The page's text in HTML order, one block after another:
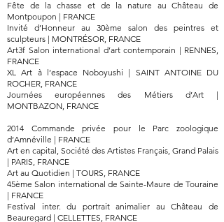
Fête de la chasse et de la nature au Château de
Montpoupon | FRANCE
Invité d’Honneur au 30ème salon des peintres et
sculpteurs | MONTRÉSOR, FRANCE
Art3f Salon international d’art contemporain | RENNES,
FRANCE
XL Art à l’espace Noboyushi | SAINT ANTOINE DU
ROCHER, FRANCE
Journées européennes des Métiers d’Art |
MONTBAZON, FRANCE
2014 Commande privée pour le Parc zoologique
d’Amnéville | FRANCE
Art en capital, Société des Artistes Français, Grand Palais
| PARIS, FRANCE
Art au Quotidien | TOURS, FRANCE
45ème Salon international de Sainte-Maure de Touraine
| FRANCE
Festival inter. du portrait animalier au Château de
Beauregard | CELLETTES, FRANCE